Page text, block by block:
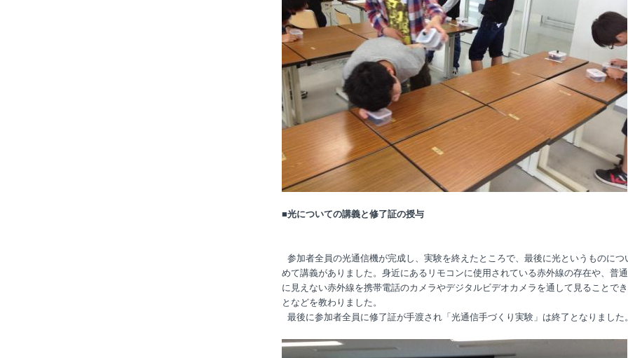
■光についての講義と修了証の授与
参加者全員の光通信機が完成し、実験を終えたところで、最後に光というものにつ
めて講義がありました。身近にあるリモコンに使用されている赤外線の存在や、普通
に見えない赤外線を携帯電話のカメラやデジタルビデオカメラを通して見ることでき
となどを教わりました。
最後に参加者全員に修了証が手渡され「光通信手づくり実験」は終了となりました。